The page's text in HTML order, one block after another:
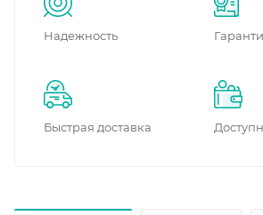
Надежность
Быстрая доставка